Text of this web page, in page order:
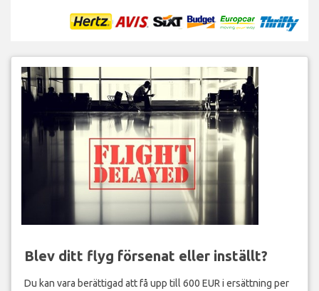
Blev ditt flyg försenat eller inställt?
Du kan vara berättigad att få upp till 600 EUR i ersättning per